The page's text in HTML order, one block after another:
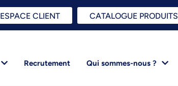
ESPACE CLIENT CATALOGUE PRODUITS
Recrutement Qui sommes-nous ?